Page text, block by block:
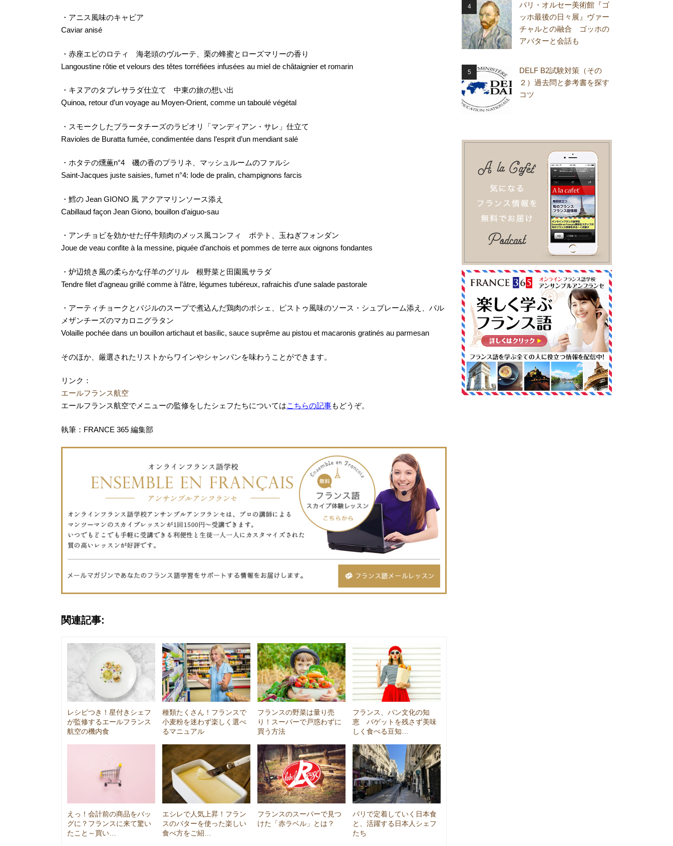
・アニス風味のキャビア
Caviar anisé
・赤座エビのロティ 海老頭のヴルーテ、栗の蜂蜜とローズマリーの香り
Langoustine rôtie et velours des têtes torréfiées infusées au miel de châtaignier et romarin
・キヌアのタブレサラダ仕立て 中東の旅の想い出
Quinoa, retour d’un voyage au Moyen-Orient, comme un taboulé végétal
・スモークしたブラータチーズのラビオリ「マンディアン・サレ」仕立て
Ravioles de Buratta fumée, condimentée dans l’esprit d’un mendiant salé
・ホタテの燻薫n°4 磯の香のプラリネ、マッシュルームのファルシ
Saint-Jacques juste saisies, fumet n°4: Iode de pralin, champignons farcis
・鱈の Jean GIONO 風 アクアマリンソース添え
Cabillaud façon Jean Giono, bouillon d’aiguo-sau
・アンチョビを効かせた仔牛頬肉のメッス風コンフィ ポテト、玉ねぎフォンダン
Joue de veau confite à la messine, piquée d’anchois et pommes de terre aux oignons fondantes
・炉辺焼き風の柔らかな仔羊のグリル 根野菜と田園風サラダ
Tendre filet d’agneau grillé comme à l’âtre, légumes tubéreux, rafraichis d’une salade pastorale
・アーティチョークとバジルのスープで煮込んだ鶏肉のポシェ、ピストゥ風味のソース・シュプレーム添え、パル
メザンチーズのマカロニグラタン
Volaille pochée dans un bouillon artichaut et basilic, sauce suprême au pistou et macaronis gratinés au parmesan
そのほか、厳選されたリストからワインやシャンパンを味わうことができます。
リンク：
エールフランス航空
エールフランス航空でメニューの監修をしたシェフたちについてはこちらの記事もどうぞ。
執筆：FRANCE 365 編集部
関連記事:
レシピつき！星付きシェフ
が監修するエールフランス
航空の機内食
種類たくさん！フランスで
小麦粉を迷わず楽しく選べ
るマニュアル
フランスの野菜は量り売
り！スーパーで戸惑わずに
買う方法
フランス、パン文化の知
恵 バゲットを残さず美味
しく食べる豆知…
えっ！会計前の商品をバッ
グに？フランスに来て驚い
たこと～買い…
エシレで人気上昇！フラン
スのバターを使った楽しい
食べ方をご紹…
フランスのスーパーで見つ
けた「赤ラベル」とは？
パリで定着していく日本食
と、活躍する日本人シェフ
たち
パリ・オルセー美術館『ゴ
ッホ最後の日々展』ヴァー
チャルとの融合 ゴッホの
アバターと会話も
DELF B2試験対策（その
２）過去問と参考書を探す
コツ